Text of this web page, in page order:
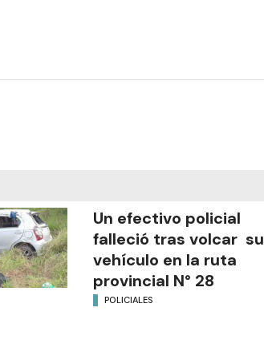
Un efectivo policial
falleció tras volcar su
vehículo en la ruta
provincial N° 28
POLICIALES